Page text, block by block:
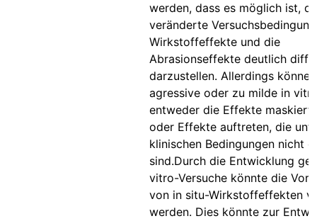
werden, dass es möglich ist,
veränderte
Wirkstoffeffekte und die
Abrasionseffekte deutlich
darzustellen. Allerdings
agressive oder zu milde in
entweder die Effekte maskiert
oder Effekte auftreten, die
klinischen Bedingungen nicht
sind.Durch die Entwicklung
vitro-Versuche könnte die
von in situ-Wirkstoffeffekten
werden. Dies könnte zur